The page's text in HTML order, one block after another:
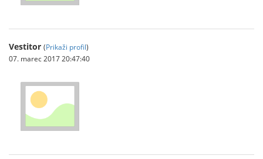
Vestitor (Prikaži profil)
07. marec 2017 20:47:40